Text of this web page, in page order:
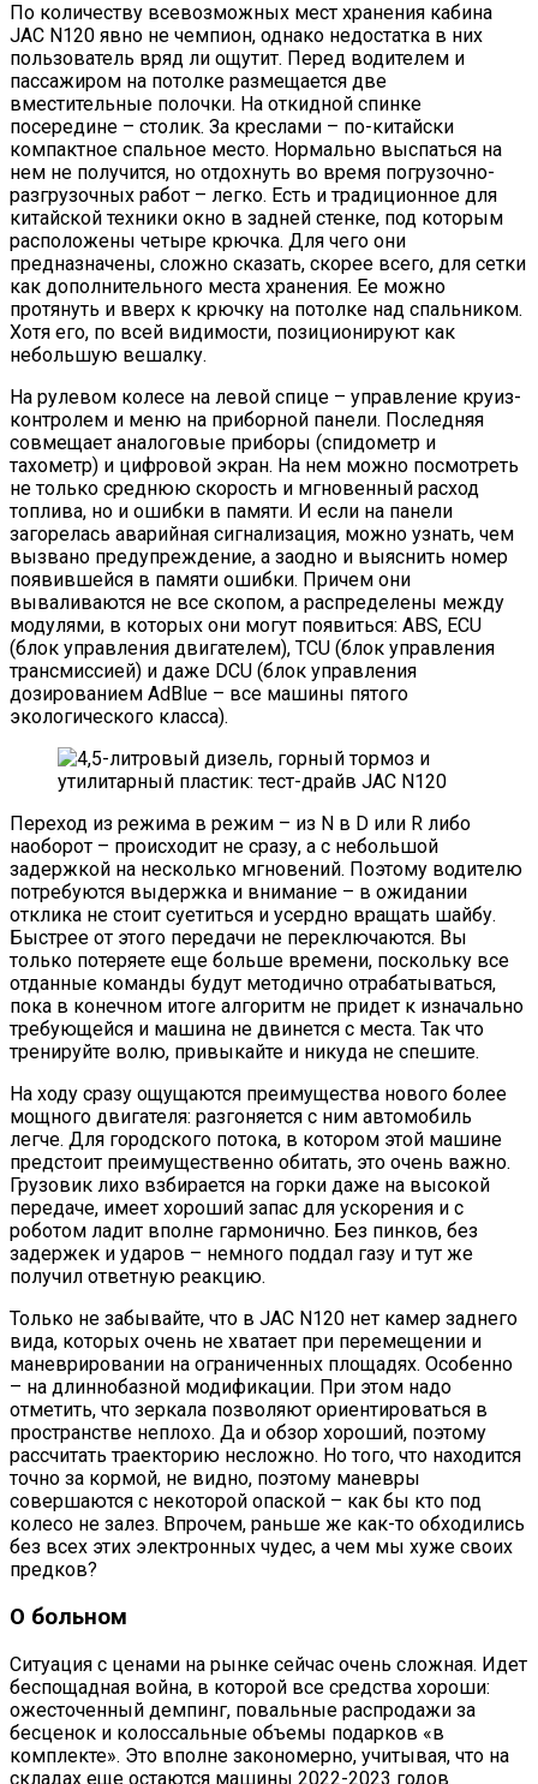
По количеству всевозможных мест хранения кабина
JAC N120 явно не чемпион, однако недостатка в них
пользователь вряд ли ощутит. Перед водителем и
пассажиром на потолке размещается две
вместительные полочки. На откидной спинке
посередине – столик. За креслами – по-китайски
компактное спальное место. Нормально выспаться на
нем не получится, но отдохнуть во время погрузочно-
разгрузочных работ – легко. Есть и традиционное для
китайской техники окно в задней стенке, под которым
расположены четыре крючка. Для чего они
предназначены, сложно сказать, скорее всего, для сетки
как дополнительного места хранения. Ее можно
протянуть и вверх к крючку на потолке над спальником.
Хотя его, по всей видимости, позиционируют как
небольшую вешалку.
На рулевом колесе на левой спице – управление круиз-
контролем и меню на приборной панели. Последняя
совмещает аналоговые приборы (спидометр и
тахометр) и цифровой экран. На нем можно посмотреть
не только среднюю скорость и мгновенный расход
топлива, но и ошибки в памяти. И если на панели
загорелась аварийная сигнализация, можно узнать, чем
вызвано предупреждение, а заодно и выяснить номер
появившейся в памяти ошибки. Причем они
вываливаются не все скопом, а распределены между
модулями, в которых они могут появиться: ABS, ECU
(блок управления двигателем), TCU (блок управления
трансмиссией) и даже DCU (блок управления
дозированием AdBlue – все машины пятого
экологического класса).
Переход из режима в режим – из N в D или R либо
наоборот – происходит не сразу, а с небольшой
задержкой на несколько мгновений. Поэтому водителю
потребуются выдержка и внимание – в ожидании
отклика не стоит суетиться и усердно вращать шайбу.
Быстрее от этого передачи не переключаются. Вы
только потеряете еще больше времени, поскольку все
отданные команды будут методично отрабатываться,
пока в конечном итоге алгоритм не придет к изначально
требующейся и машина не двинется с места. Так что
тренируйте волю, привыкайте и никуда не спешите.
На ходу сразу ощущаются преимущества нового более
мощного двигателя: разгоняется с ним автомобиль
легче. Для городского потока, в котором этой машине
предстоит преимущественно обитать, это очень важно.
Грузовик лихо взбирается на горки даже на высокой
передаче, имеет хороший запас для ускорения и с
роботом ладит вполне гармонично. Без пинков, без
задержек и ударов – немного поддал газу и тут же
получил ответную реакцию.
Только не забывайте, что в JAC N120 нет камер заднего
вида, которых очень не хватает при перемещении и
маневрировании на ограниченных площадях. Особенно
– на длиннобазной модификации. При этом надо
отметить, что зеркала позволяют ориентироваться в
пространстве неплохо. Да и обзор хороший, поэтому
рассчитать траекторию несложно. Но того, что находится
точно за кормой, не видно, поэтому маневры
совершаются с некоторой опаской – как бы кто под
колесо не залез. Впрочем, раньше же как-то обходились
без всех этих электронных чудес, а чем мы хуже своих
предков?
О больном
Ситуация с ценами на рынке сейчас очень сложная. Идет
беспощадная война, в которой все средства хороши:
ожесточенный демпинг, повальные распродажи за
бесценок и колоссальные объемы подарков «в
комплекте». Это вполне закономерно, учитывая, что на
складах еще остаются машины 2022-2023 годов